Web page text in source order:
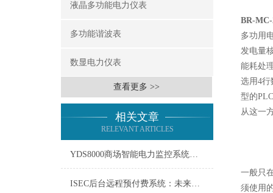
液晶多功能电力仪表
多功能谐波表
数显电力仪表
查看更多 >>
相关文章
RELEVANT ARTICLES
YDS8000商场智能电力监控系统：提升能效与管理的新利器
ISEC后台远程预付费系统：未来支付的新篇章
BR-
多功用
发电量
能耗处
选用4行
型的
从这一
一般只
须使用